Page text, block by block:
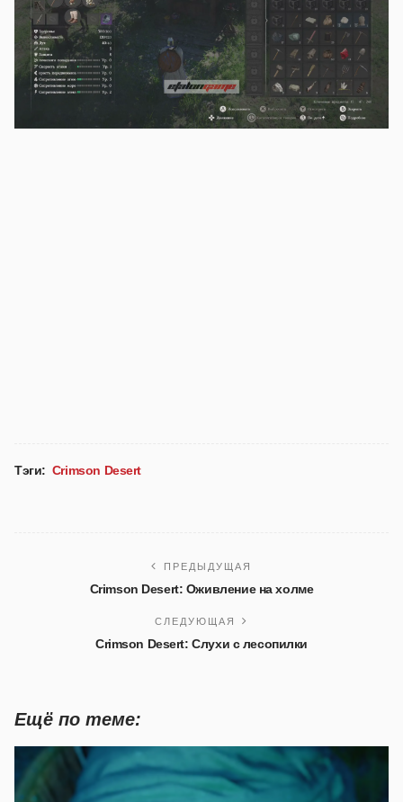
Тэги: Crimson Desert
ПРЕДЫДУЩАЯ
Crimson Desert: Оживление на холме
СЛЕДУЮЩАЯ
Crimson Desert: Слухи с лесопилки
Ещё по теме: